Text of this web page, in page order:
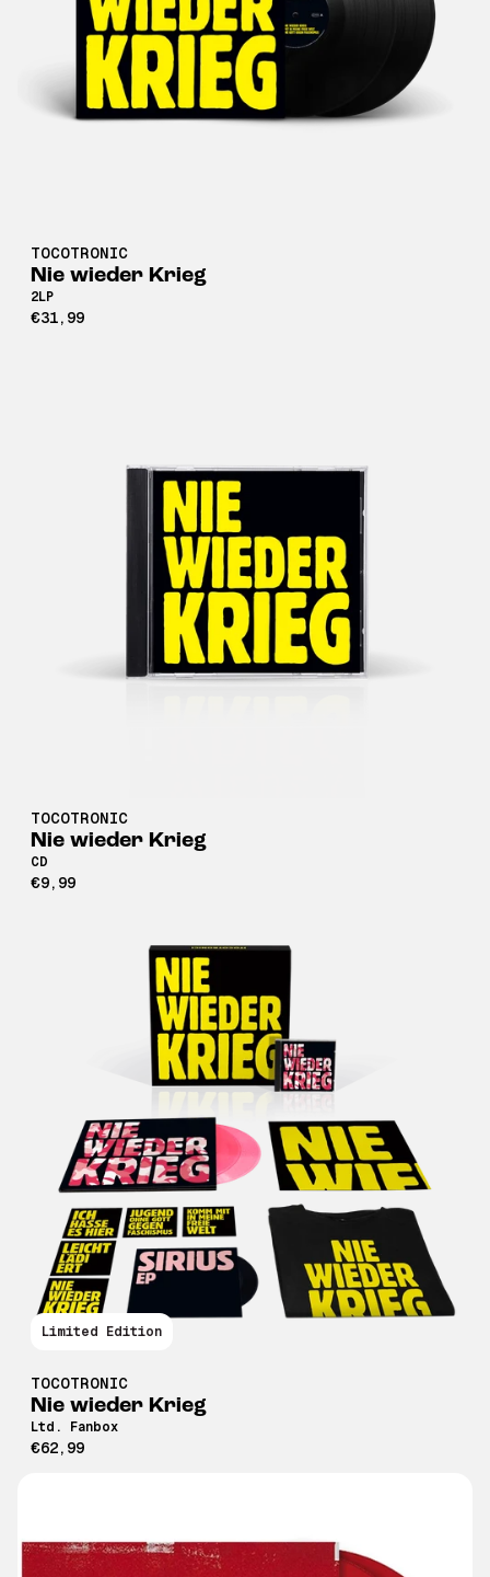
TOCOTRONIC
Nie wieder Krieg
2LP
€31,99
TOCOTRONIC
Nie wieder Krieg
CD
€9,99
Limited Edition
TOCOTRONIC
Nie wieder Krieg
Ltd. Fanbox
€62,99